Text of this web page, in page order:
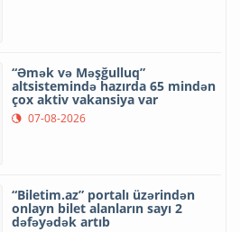
“Əmək və Məşğulluq”
altsistemində hazırda 65 mindən
çox aktiv vakansiya var
07-08-2026
“Biletim.az” portalı üzərindən
onlayn bilet alanların sayı 2
dəfəyədək artıb